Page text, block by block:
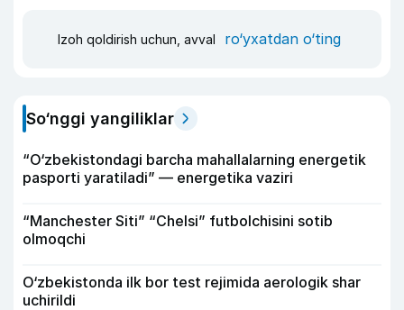
Izoh qoldirish uchun, avval ro‘yxatdan o‘ting
So‘nggi yangiliklar
“O‘zbekistondagi barcha mahallalarning energetik
pasporti yaratiladi” — energetika vaziri
“Manchester Siti” “Chelsi” futbolchisini sotib
olmoqchi
O‘zbekistonda ilk bor test rejimida aerologik shar
uchirildi